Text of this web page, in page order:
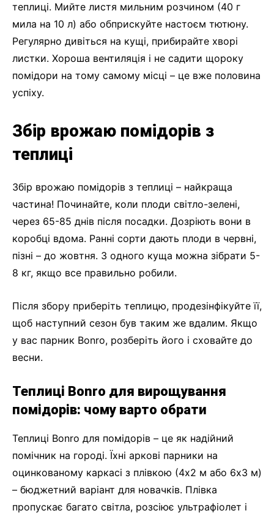
теплиці. Мийте листя мильним розчином (40 г
мила на 10 л) або обприскуйте настоєм тютюну.
Регулярно дивіться на кущі, прибирайте хворі
листки. Хороша вентиляція і не садити щороку
помідори на тому самому місці – це вже половина
успіху.
Збір врожаю помідорів з
теплиці
Збір врожаю помідорів з теплиці – найкраща
частина! Починайте, коли плоди світло-зелені,
через 65-85 днів після посадки. Дозріють вони в
коробці вдома. Ранні сорти дають плоди в червні,
пізні – до жовтня. З одного куща можна зібрати 5-
8 кг, якщо все правильно робили.
Після збору приберіть теплицю, продезінфікуйте її,
щоб наступний сезон був таким же вдалим. Якщо
у вас парник Bonro, розберіть його і сховайте до
весни.
Теплиці Bonro для вирощування
помідорів: чому варто обрати
Теплиці Bonro для помідорів – це як надійний
помічник на городі. Їхні аркові парники на
оцинкованому каркасі з плівкою (4х2 м або 6х3 м)
– бюджетний варіант для новачків. Плівка
пропускає багато світла, розсіює ультрафіолет і